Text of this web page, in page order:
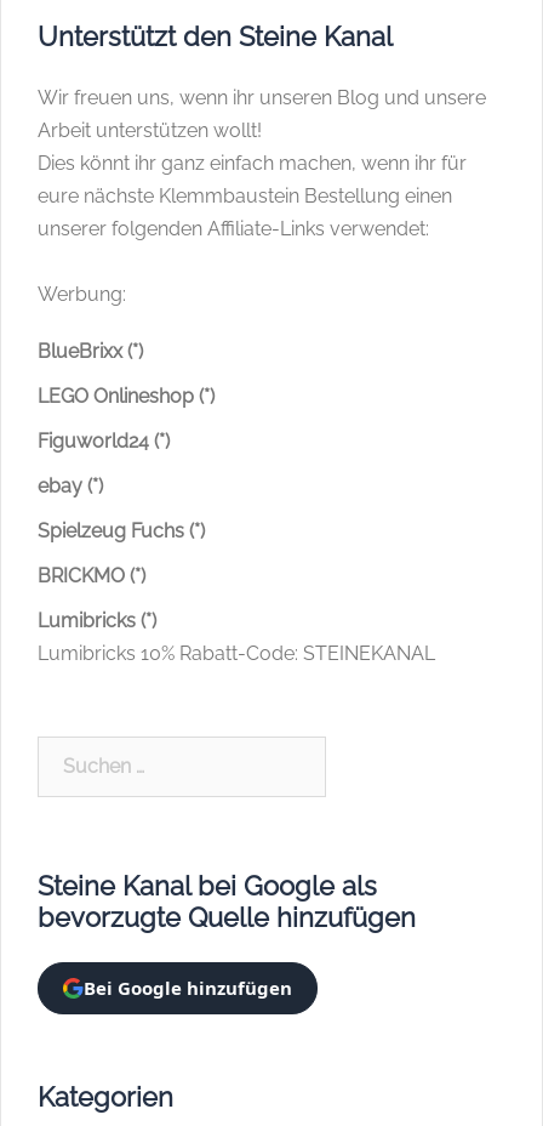
Unterstützt den Steine Kanal
Wir freuen uns, wenn ihr unseren Blog und unsere
Arbeit unterstützen wollt!
Dies könnt ihr ganz einfach machen, wenn ihr für
eure nächste Klemmbaustein Bestellung einen
unserer folgenden Affiliate-Links verwendet:
Werbung:
BlueBrixx (*)
LEGO Onlineshop (*)
Figuworld24 (*)
ebay (*)
Spielzeug Fuchs (*)
BRICKMO (*)
Lumibricks (*)
Lumibricks 10% Rabatt-Code: STEINEKANAL
Suchen
Steine Kanal bei Google als
bevorzugte Quelle hinzufügen
Bei Google hinzufügen
Kategorien